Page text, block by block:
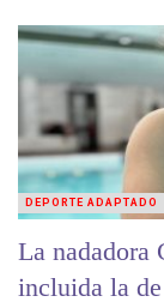
La nadadora
incluida la
DEPORTE ADAPTADO